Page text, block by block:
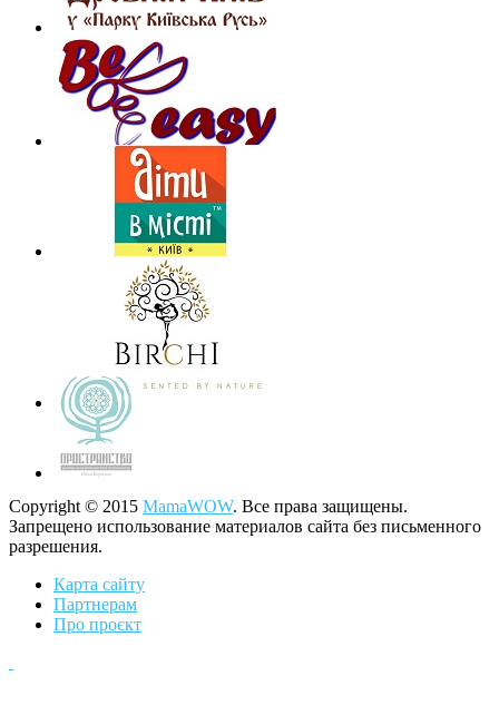
Copyright © 2015 MamaWOW. Все права защищены.
Запрещено использование материалов сайта без письменного
разрешения.
Карта сайту
Партнерам
Про проєкт